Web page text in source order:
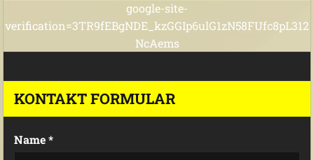
google-site-
verification=3TR9fEBgNDE_kzGGIp6ulG1zN58FUfc8pL312
NcAems
KONTAKT FORMULAR
Name *